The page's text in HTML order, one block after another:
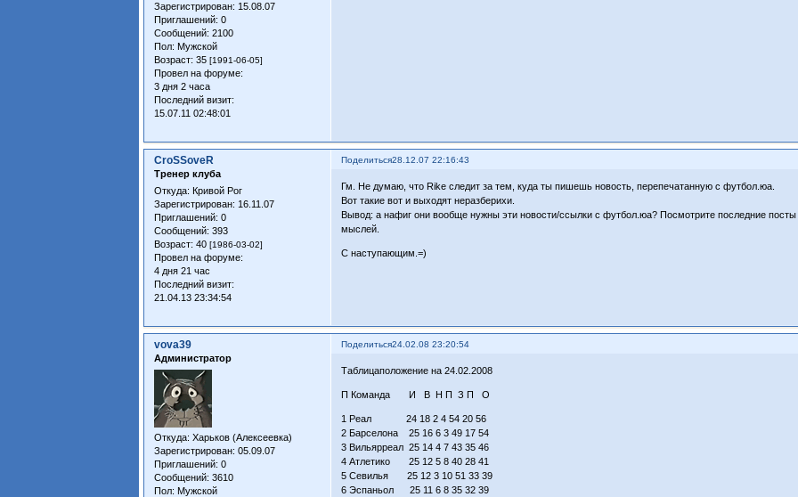
Зарегистрирован: 15.08.07
Приглашений: 0
Сообщений: 2100
Пол: Мужской
Возраст: 35[1991-06-05]
Провел на форуме:
3 дня 2 часа
Последний визит:
15.07.11 02:48:01
Поделиться28.12.07 22:16:43
CroSSoveR
Тренер клуба
Откуда: Кривой Рог
Зарегистрирован: 16.11.07
Приглашений: 0
Сообщений: 393
Возраст: 40[1986-03-02]
Провел на форуме:
4 дня 21 час
Последний визит:
21.04.13 23:34:54
Гм. Не думаю, что Rike следит за тем, куда ты пишешь новость, перепечатанную с футбол.юа.
Вот такие вот и выходят неразберихи.
Вывод: а нафиг они вообще нужны эти новости/ссылки с футбол.юа? Посмотрите последние
мыслей.
С наступающим.=)
Поделиться24.02.08 23:20:54
vova39
Администратор
Откуда: Харьков (Алексеевка)
Зарегистрирован: 05.09.07
Приглашений: 0
Сообщений: 3610
Пол: Мужской
Таблицаположение на 24.02.2008
П Команда И В Н П З П О
1 Реал 24 18 2 4 54 20 56
2 Барселона 25 16 6 3 49 17 54
3 Вильярреал 25 14 4 7 43 35 46
4 Атлетико 25 12 5 8 40 28 41
5 Севилья 25 12 3 10 51 33 39
6 Эспаньол 25 11 6 8 35 32 39